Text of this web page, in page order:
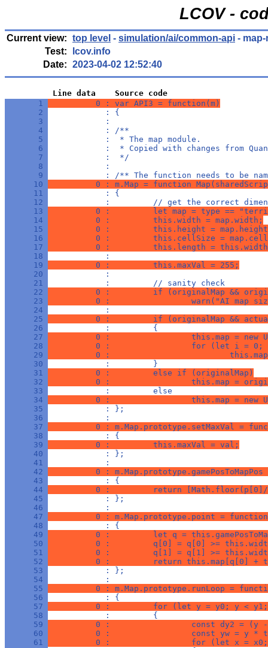
LCOV -
Current view: top level - simulation/ai/common-api -
Test:
lcov.info
Date: 2023-04-02 12:52:40
          Line data    Source code
       1
          0 : var API3 = function(m)
       2
            : {
       3
            :
       4
            : /**
       5
            :  * The map module.
       6
:  * Copied with changes from
       7
            :  */
       8
            :
       9
: /** The function needs to be
      10
0 : m.Map = function
      11
            : {
      12
:         // get the correct
      13
0 :         let map = type ==
      14
          0 :         this.width = map.width;
      15
0 :         this.height =
      16
0 :         this.cellSize =
      17
0 :         this.length =
      18
            :
      19
          0 :         this.maxVal = 255;
      20
            :
      21
            :         // sanity check
      22
0 :         if (originalMap &&
      23
0 :                 warn("AI map
      24
            :
      25
0 :         if (originalMap &&
      26
            :         {
      27
0 :                 this.map = new
      28
0 :                 for (let i = 0;
      29
0 :
      30
            :         }
      31
          0 :         else if (originalMap)
      32
0 :                 this.map =
      33
            :         else
      34
0 :                 this.map = new
      35
            : };
      36
            :
      37
0 : m.Map.prototype.setMaxVal =
      38
            : {
      39
          0 :         this.maxVal = val;
      40
            : };
      41
            :
      42
0 : m.Map.prototype.gamePosToMapPos
      43
            : {
      44
0 :         return
      45
            : };
      46
            :
      47
0 : m.Map.prototype.point =
      48
            : {
      49
0 :         let q =
      50
0 :         q[0] = q[0] >=
      51
0 :         q[1] = q[1] >=
      52
0 :         return this.map[q[0] +
      53
            : };
      54
            :
      55
0 : m.Map.prototype.runLoop =
      56
            : {
      57
0 :         for (let y = y0; y <
      58
            :         {
      59
0 :                 const dy2 = (y
      60
0 :                 const yw = y *
      61
0 :                 for (let x =